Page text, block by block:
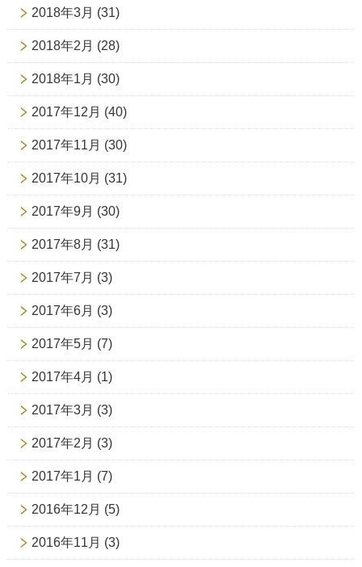
2018年3月 (31)
2018年2月 (28)
2018年1月 (30)
2017年12月 (40)
2017年11月 (30)
2017年10月 (31)
2017年9月 (30)
2017年8月 (31)
2017年7月 (3)
2017年6月 (3)
2017年5月 (7)
2017年4月 (1)
2017年3月 (3)
2017年2月 (3)
2017年1月 (7)
2016年12月 (5)
2016年11月 (3)